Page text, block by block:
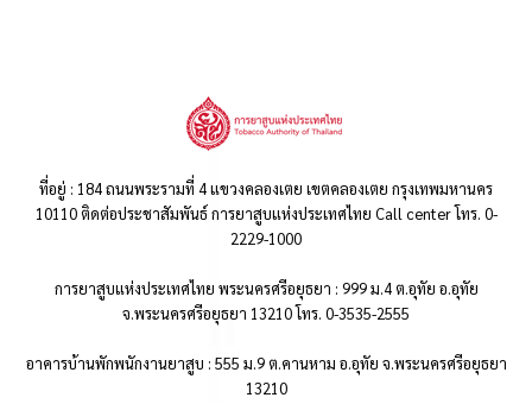
ที่อยู่ : 184 ถนนพระรามที่ 4 แขวงคลองเตย เขตคลองเตย กรุงเทพมหานคร
10110 ติดต่อประชาสัมพันธ์ การยาสูบแห่งประเทศไทย Call center โทร. 0-
2229-1000
การยาสูบแห่งประเทศไทย พระนครศรีอยุธยา : 999 ม.4 ต.อุทัย อ.อุทัย
จ.พระนครศรีอยุธยา 13210 โทร. 0-3535-2555
อาคารบ้านพักพนักงานยาสูบ : 555 ม.9 ต.คานหาม อ.อุทัย จ.พระนครศรีอยุธยา
13210